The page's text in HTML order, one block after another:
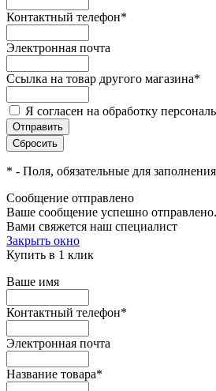
Контактный телефон*
Электронная почта
Ссылка на товар другого магазина*
Я согласен на обработку
* - Поля, обязательные для заполнения
Сообщение отправлено
Ваше сообщение успешно
Вами свяжется наш специалист
Закрыть окно
Купить в 1 клик
Ваше имя
Контактный телефон*
Электронная почта
Название товара*